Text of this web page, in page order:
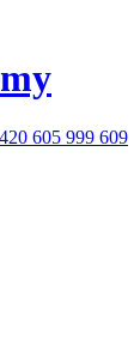
605 999 609